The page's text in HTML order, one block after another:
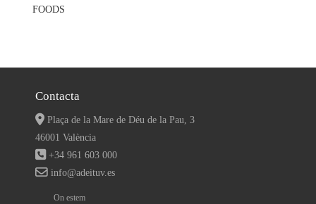
Contacta
Plaça de la Mare de Déu de la Pau, 3
46001 València
+34 961 603 000
info@adeituv.es
On estem